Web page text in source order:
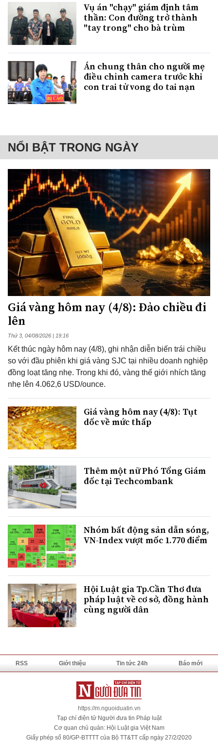
Vụ án "chạy" giám định tâm
thần: Con đường trở thành
"tay trong" cho bà trùm
Án chung thân cho người mẹ
điều chỉnh camera trước khi
con trai tử vong do tai nạn
NỔI BẬT TRONG NGÀY
Giá vàng hôm nay (4/8): Đảo chiều đi
lên
Thứ 3, 04/08/2026 | 19:16
Kết thúc ngày hôm nay (4/8), ghi nhận diễn biến trái chiều
so với đầu phiên khi giá vàng SJC tại nhiều doanh nghiệp
đồng loạt tăng nhẹ. Trong khi đó, vàng thế giới nhích tăng
nhẹ lên 4.062,6 USD/ounce.
Giá vàng hôm nay (4/8): Tụt
dốc về mức thấp
Thêm một nữ Phó Tổng Giám
đốc tại Techcombank
Nhóm bất động sản dẫn sóng,
VN-Index vượt mốc 1.770 điểm
Hội Luật gia Tp.Cần Thơ đưa
pháp luật về cơ sở, đồng hành
cùng người dân
RSS Giới thiệu Tin tức 24h Báo mới
https://m.nguoiduatin.vn
Tạp chí điện tử Người đưa tin Pháp luật
Cơ quan chủ quản: Hội Luật gia Việt Nam
Giấy phép số 80/GP-BTTTT của Bộ TT&TT cấp ngày 27/2/2020